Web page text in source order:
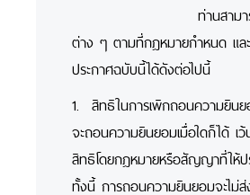
ท่านสามารถขอ
ต่าง ๆ ตามที่กฎหมายกำหนด แล
ประกาศฉบับนี้ได้ดังต่อไปนี้
1. สิทธิในการเพิกถอนความยิน
จะถอนความยินยอมเมื่อใดก็ได้
สิทธิโดยกฎหมายหรือสัญญาที่ให้ป
ทั้งนี้ การถอนความยินยอมจะไม่